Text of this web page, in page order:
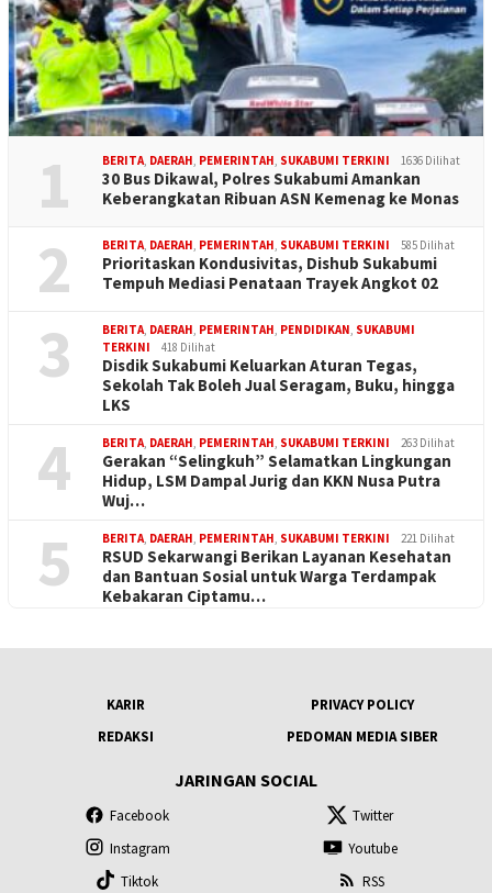
1 BERITA, DAERAH, PEMERINTAH, SUKABUMI TERKINI 1636 Dilihat
30 Bus Dikawal, Polres Sukabumi Amankan
Keberangkatan Ribuan ASN Kemenag ke Monas
2 BERITA, DAERAH, PEMERINTAH, SUKABUMI TERKINI 585 Dilihat
Prioritaskan Kondusivitas, Dishub Sukabumi
Tempuh Mediasi Penataan Trayek Angkot 02
3 BERITA, DAERAH, PEMERINTAH, PENDIDIKAN, SUKABUMI
TERKINI
418 Dilihat
Disdik Sukabumi Keluarkan Aturan Tegas,
Sekolah Tak Boleh Jual Seragam, Buku, hingga
LKS
4 BERITA, DAERAH, PEMERINTAH, SUKABUMI TERKINI 263 Dilihat
Gerakan “Selingkuh” Selamatkan Lingkungan
Hidup, LSM Dampal Jurig dan KKN Nusa Putra
Wuj…
5 BERITA, DAERAH, PEMERINTAH, SUKABUMI TERKINI 221 Dilihat
RSUD Sekarwangi Berikan Layanan Kesehatan
dan Bantuan Sosial untuk Warga Terdampak
Kebakaran Ciptamu…
KARIR
PRIVACY POLICY
REDAKSI
PEDOMAN MEDIA SIBER
JARINGAN SOCIAL
Facebook
Twitter
Instagram
Youtube
Tiktok
RSS